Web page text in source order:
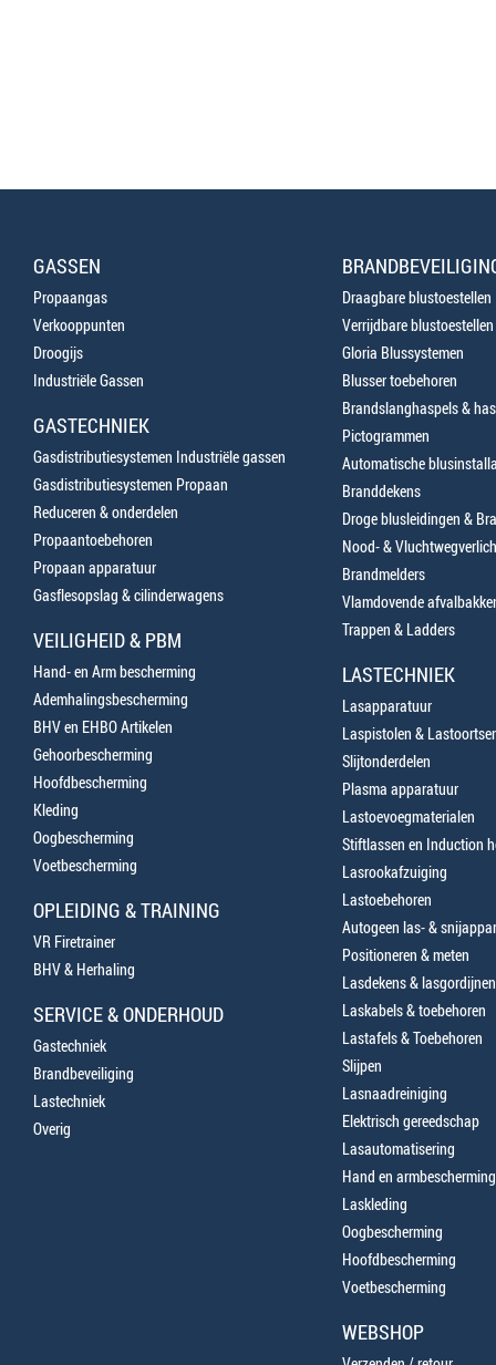
GASSEN
Propaangas
Verkooppunten
Droogijs
Industriële Gassen
GASTECHNIEK
Gasdistributiesystemen Industriële gassen
Gasdistributiesystemen Propaan
Reduceren & onderdelen
Propaantoebehoren
Propaan apparatuur
Gasflesopslag & cilinderwagens
VEILIGHEID & PBM
Hand- en Arm bescherming
Ademhalingsbescherming
BHV en EHBO Artikelen
Gehoorbescherming
Hoofdbescherming
Kleding
Oogbescherming
Voetbescherming
OPLEIDING & TRAINING
VR Firetrainer
BHV & Herhaling
SERVICE & ONDERHOUD
Gastechniek
Brandbeveiliging
Lastechniek
Overig
Draagbare blustoestellen
Verrijdbare blustoestellen
Gloria Blussystemen
Blusser toebehoren
Brandslanghaspels &
Pictogrammen
Automatische
Branddekens
Droge blusleidingen &
Nood- &
Brandmelders
Vlamdovende
Trappen & Ladders
LASTECHNIEK
Lasapparatuur
Laspistolen &
Slijtonderdelen
Plasma apparatuur
Lastoevoegmaterialen
Stiftlassen en Induction
Lasrookafzuiging
Lastoebehoren
Autogeen las- &
Positioneren & meten
Lasdekens & lasgordijnen
Laskabels & toebehoren
Lastafels & Toebehoren
Slijpen
Lasnaadreiniging
Elektrisch gereedschap
Lasautomatisering
Hand en armbescherming
Laskleding
Oogbescherming
Hoofdbescherming
Voetbescherming
WEBSHOP